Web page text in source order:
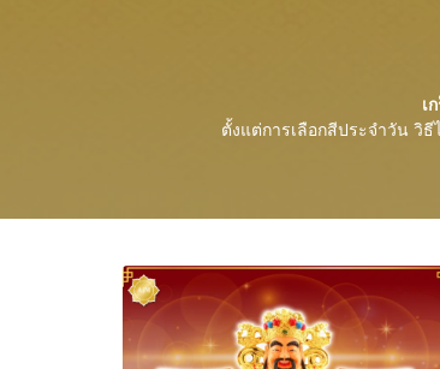
เ
ตั้งแต่การเลือกสีประจำวัน วิ